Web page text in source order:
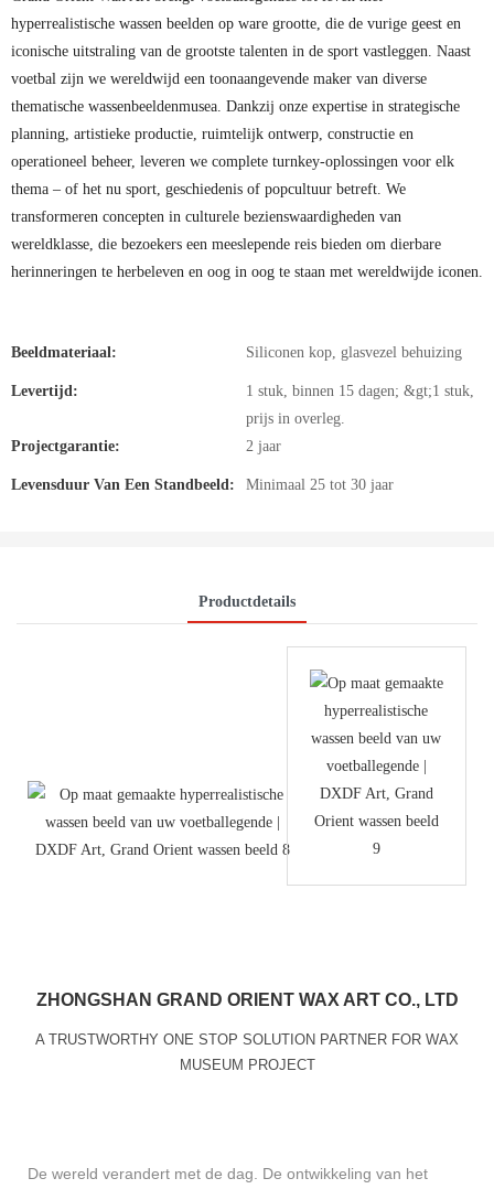
hyperrealistische wassen beelden op ware grootte, die de vurige geest en
iconische uitstraling van de grootste talenten in de sport vastleggen. Naast
voetbal zijn we wereldwijd een toonaangevende maker van diverse
thematische wassenbeeldenmusea. Dankzij onze expertise in strategische
planning, artistieke productie, ruimtelijk ontwerp, constructie en
operationeel beheer, leveren we complete turnkey-oplossingen voor elk
thema – of het nu sport, geschiedenis of popcultuur betreft. We
transformeren concepten in culturele bezienswaardigheden van
wereldklasse, die bezoekers een meeslepende reis bieden om dierbare
herinneringen te herbeleven en oog in oog te staan ​​met wereldwijde iconen.
Beeldmateriaal: Siliconen kop, glasvezel behuizing
Levertijd:
1 stuk, binnen 15 dagen; &gt;1 stuk,
prijs in overleg.
Projectgarantie:
2 jaar
Levensduur Van Een Standbeeld: Minimaal 25 tot 30 jaar
Productdetails
ZHONGSHAN GRAND ORIENT WAX ART CO., LTD
A TRUSTWORTHY ONE STOP SOLUTION PARTNER FOR WAX
MUSEUM PROJECT
De wereld verandert met de dag. De ontwikkeling van het